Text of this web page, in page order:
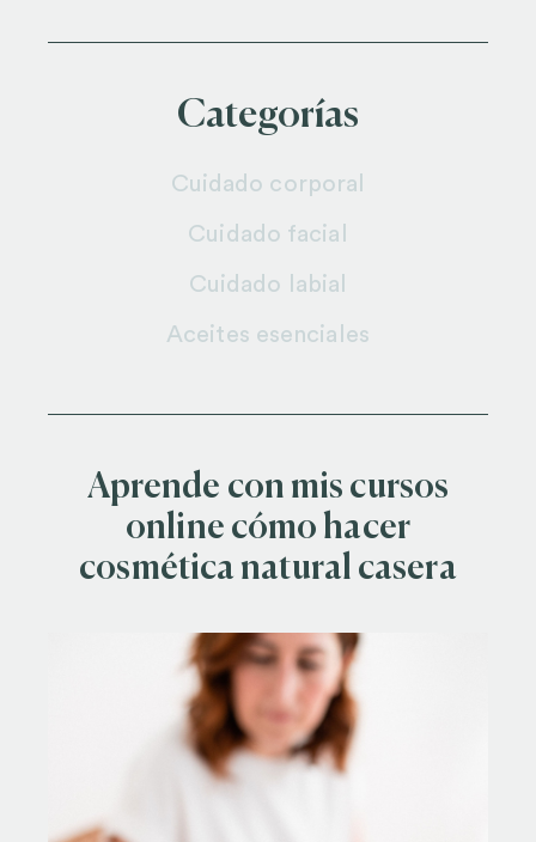
Categorías
Cuidado corporal
Cuidado facial
Cuidado labial
Aceites esenciales
Aprende con mis cursos
online cómo hacer
cosmética natural casera